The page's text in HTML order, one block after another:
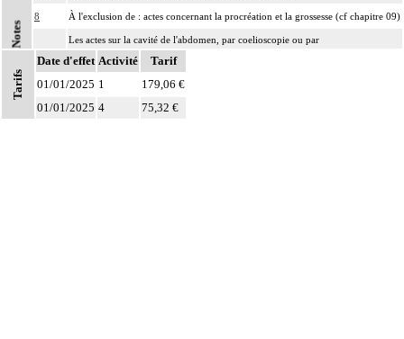
Notes
8 À l'exclusion de : actes concernant la procréation et la grossesse (cf chapitre 09)
8
Les actes sur la cavité de l'abdomen, par coelioscopie ou par
rétropéritonéoscopie incluent l'évacuation de collection intraabdominale
associée, la toilette péritonéale et/ou la pose de drain.
Les actes sur la cavité de l'abdomen, par abord direct incluent l'évacuation de
Tarifs
Date d'effet Activité
Tarif
01/01/2025 1
179,06 €
01/01/2025 4 75,32 €